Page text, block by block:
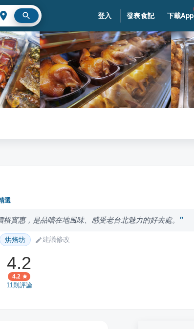
登入 發表食記 下載App
選
實惠，是品嚐在地風味、感受老台北魅力的好去處。
烘焙坊 建議修改
4.2
4.2
11 則評論